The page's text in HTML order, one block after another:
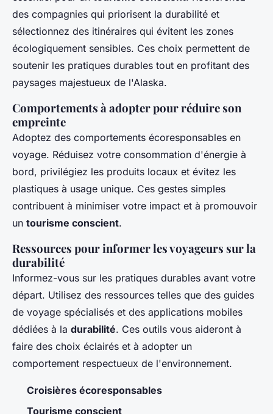
des compagnies qui priorisent la durabilité et
sélectionnez des itinéraires qui évitent les zones
écologiquement sensibles. Ces choix permettent de
soutenir les pratiques durables tout en profitant des
paysages majestueux de l'Alaska.
Comportements à adopter pour réduire son
empreinte
Adoptez des comportements écoresponsables en
voyage. Réduisez votre consommation d'énergie à
bord, privilégiez les produits locaux et évitez les
plastiques à usage unique. Ces gestes simples
contribuent à minimiser votre impact et à promouvoir
un tourisme conscient.
Ressources pour informer les voyageurs sur la
durabilité
Informez-vous sur les pratiques durables avant votre
départ. Utilisez des ressources telles que des guides
de voyage spécialisés et des applications mobiles
dédiées à la durabilité. Ces outils vous aideront à
faire des choix éclairés et à adopter un
comportement respectueux de l'environnement.
Croisières écoresponsables
Tourisme conscient